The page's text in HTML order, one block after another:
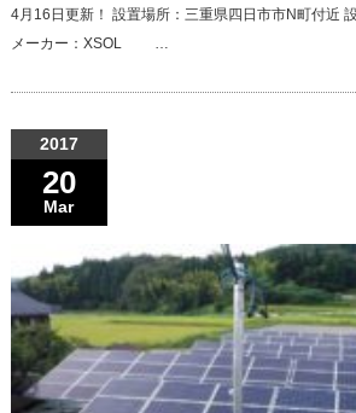
4月16日更新！ 設置場所：三重県四日市市N町付近
メーカー：XSOL …
2017
20
Mar